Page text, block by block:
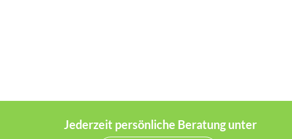
Jederzeit persönliche Beratung unter